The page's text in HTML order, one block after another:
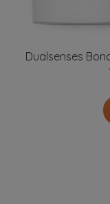
Dualsenses